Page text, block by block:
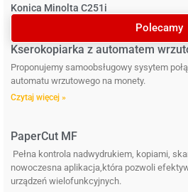
Konica Minolta C251i
Polecamy
Kserokopiarka z automatem
Proponujemy samoobsługowy sysytem
automatu wrzutowego na monety.
Czytaj więcej »
PaperCut MF
Pełna kontrola nadwydrukiem, kopiami,
nowoczesna aplikacja,która pozwoli
urządzeń wielofunkcyjnych.